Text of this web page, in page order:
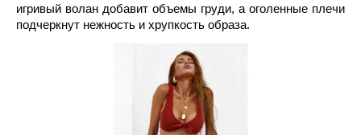
игривый волан добавит объемы груди, а оголенные плечи
подчеркнут нежность и хрупкость образа.